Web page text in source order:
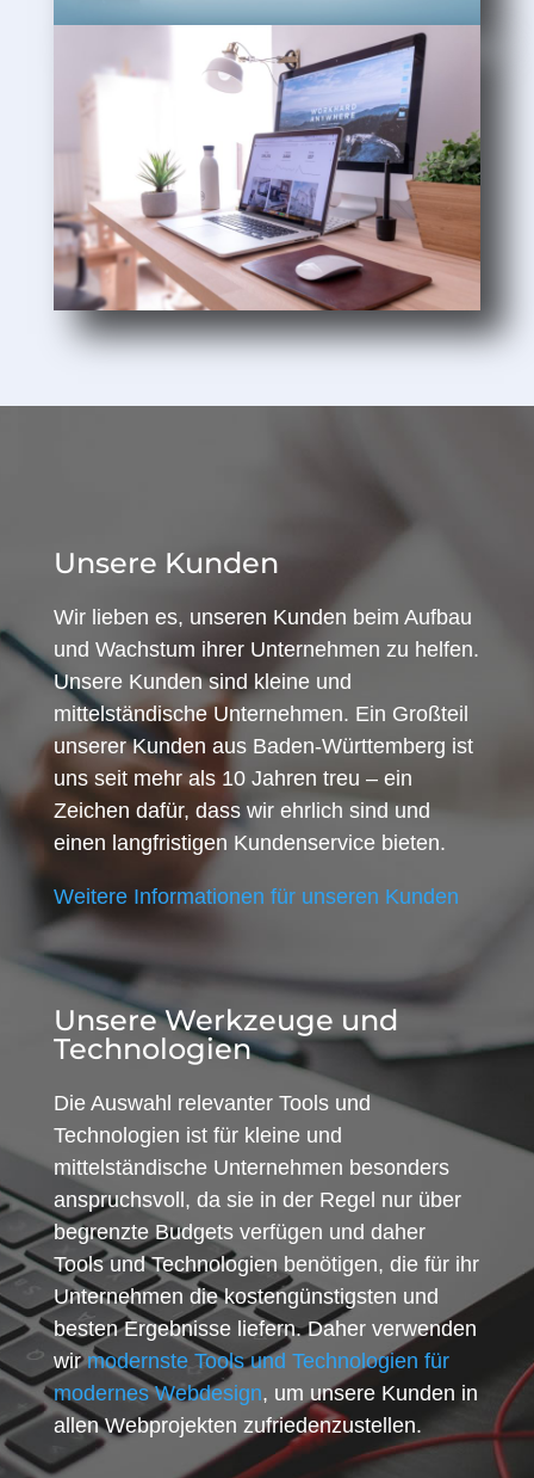
Unsere Kunden
Wir lieben es, unseren Kunden beim Aufbau
und Wachstum ihrer Unternehmen zu helfen.
Unsere Kunden sind kleine und
mittelständische Unternehmen. Ein Großteil
unserer Kunden aus Baden-Württemberg ist
uns seit mehr als 10 Jahren treu – ein
Zeichen dafür, dass wir ehrlich sind und
einen langfristigen Kundenservice bieten.
Weitere Informationen für unseren Kunden
Unsere Werkzeuge und
Technologien
Die Auswahl relevanter Tools und
Technologien ist für kleine und
mittelständische Unternehmen besonders
anspruchsvoll, da sie in der Regel nur über
begrenzte Budgets verfügen und daher
Tools und Technologien benötigen, die für ihr
Unternehmen die kostengünstigsten und
besten Ergebnisse liefern. Daher verwenden
wirmodernste Tools und Technologien für
modernes Webdesign, um unsere Kunden in
allen Webprojekten zufriedenzustellen.